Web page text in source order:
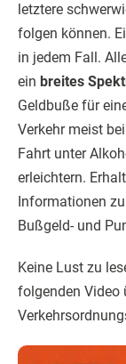
letztere
folgen können.
in jedem Fall.
ein breites
Geldbuße für
Verkehr meist
Fahrt unter
erleichtern.
Informationen
Bußgeld- und
Keine Lust zu
folgenden Video